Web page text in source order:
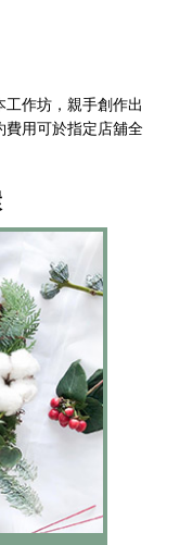
作坊，親手創作出
費用可於指定店舖全